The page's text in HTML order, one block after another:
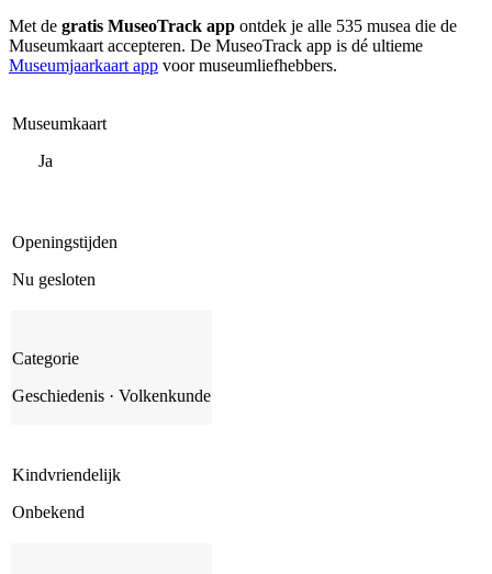
Met de gratis MuseoTrack app ontdek je alle 535 musea die de
Museumkaart accepteren. De MuseoTrack app is dé ultieme
Museumjaarkaart app voor museumliefhebbers.
Museumkaart
Ja
Openingstijden
Nu gesloten
Categorie
Geschiedenis · Volkenkunde
Kindvriendelijk
Onbekend